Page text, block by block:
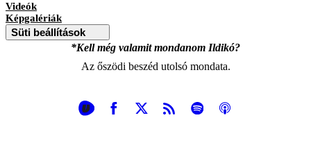
Videók
Képgalériák
Süti beállítások
*Kell még valamit mondanom Ildikó?
Az őszödi beszéd utolsó mondata.